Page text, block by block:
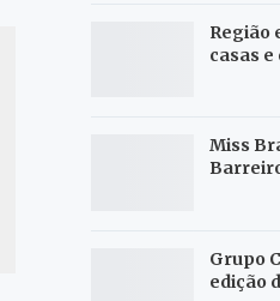
Região
casas
Miss
Grupo
edição